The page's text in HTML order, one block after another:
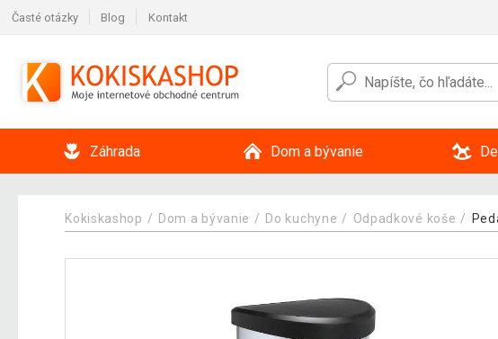
Časté otázky Blog Kontakt
Záhrada Dom a bývanie
Kokiskashop Dom a bývanie Do kuchyne Odpadkové koše